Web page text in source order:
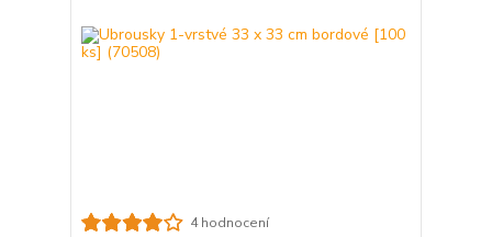
4 hodnocení